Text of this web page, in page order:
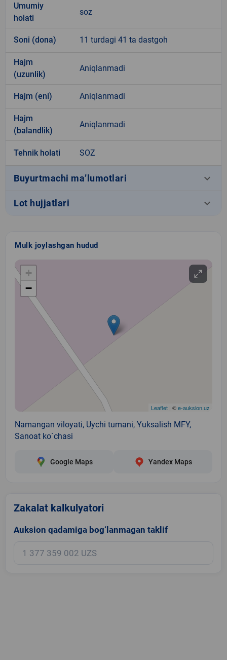
Umumiy
holati
soz
Soni (dona) 11 turdagi 41 ta dastgoh
Hajm
(uzunlik)
Aniqlanmadi
Hajm (eni) Aniqlanmadi
Hajm
(balandlik)
Aniqlanmadi
Tehnik holati SOZ
Buyurtmachi ma’lumotlari keyboard_arrow_down
Lot hujjatlari keyboard_arrow_down
Mulk joylashgan hudud
+
−
Leaflet | ©e-auksion.uz
Namangan viloyati, Uychi tumani, Yuksalish MFY,
Sanoat ko`chasi
Google Maps Yandex Maps
Zakalat kalkulyatori
Auksion qadamiga bog‘lanmagan taklif